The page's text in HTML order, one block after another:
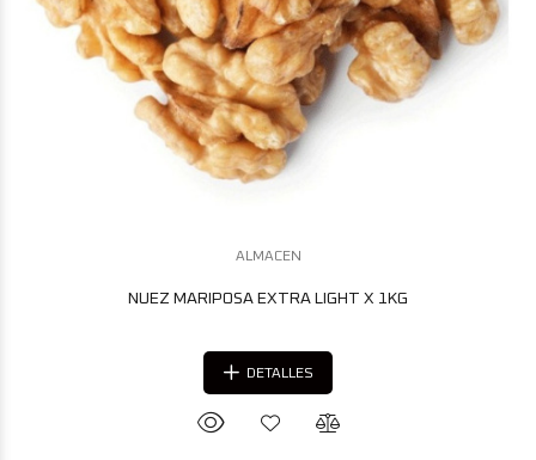
ALMACEN
NUEZ MARIPOSA EXTRA LIGHT X 1KG
DETALLES